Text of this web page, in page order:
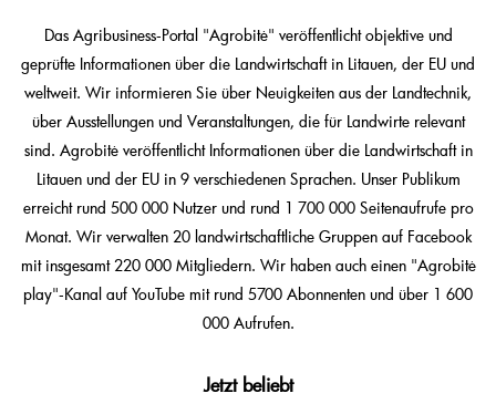
Das Agribusiness-Portal "Agrobitė" veröffentlicht objektive und
geprüfte Informationen über die Landwirtschaft in Litauen, der EU und
weltweit. Wir informieren Sie über Neuigkeiten aus der Landtechnik,
über Ausstellungen und Veranstaltungen, die für Landwirte relevant
sind. Agrobitė veröffentlicht Informationen über die Landwirtschaft in
Litauen und der EU in 9 verschiedenen Sprachen. Unser Publikum
erreicht rund 500 000 Nutzer und rund 1 700 000 Seitenaufrufe pro
Monat. Wir verwalten 20 landwirtschaftliche Gruppen auf Facebook
mit insgesamt 220 000 Mitgliedern. Wir haben auch einen "Agrobitė
play"-Kanal auf YouTube mit rund 5700 Abonnenten und über 1 600
000 Aufrufen.
Jetzt beliebt